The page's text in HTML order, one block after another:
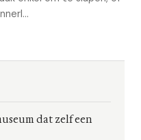
dat zelf een